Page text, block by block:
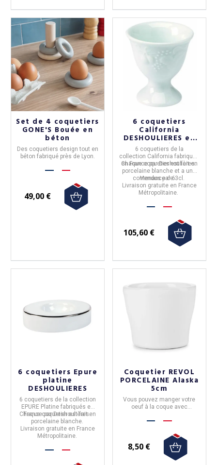
Set de 4 coquetiers
GONE'S Bouée en
béton
Des coquetiers design tout en
béton fabriqué près de Lyon.
49,00 €
6 coquetiers
California
DESHOULIERES en
porcelaine
6 coquetiers de la
collection California fabriqués
enFranceparDeshoulières.
Chaque coquetier est fait en
porcelaine blanche et a une
contenance de 3cl.
Vendus par 6.
Livraison gratuite en France
Métropolitaine.
105,60 €
6 coquetiers Epure
platine
DESHOULIERES
6 coquetiers de la collection
EPURE Platine fabriqués en
FranceparDeshoulières.
Chaque coquetier est fait en
porcelaine blanche.
Livraison gratuite en France
Métropolitaine.
Coquetier REVOL
PORCELAINE Alaska
5cm
Vous pouvez manger votre
oeuf à la coque avec
8,50 €